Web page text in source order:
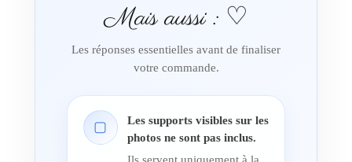
Mais aussi : ♡
Les réponses essentielles avant de finaliser
votre commande.
▢
Les supports visibles sur les
photos ne sont pas inclus.